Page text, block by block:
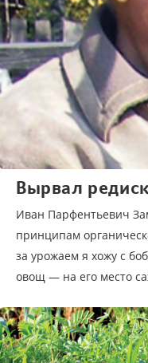
Вырвал
Иван Парфентьевич
принципам
за урожаем я хожу с
овощ — на его место